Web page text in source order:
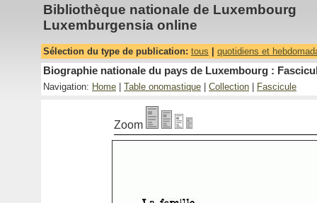
Bibliothèque nationale de Luxembourg
Luxemburgensia online
Sélection du type de publication: tous quotidiens et
Biographie nationale du pays de Luxembourg :
Navigation: Home Table onomastique Collection Fascicule
Zoom